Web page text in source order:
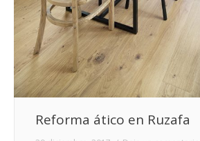
Reforma ático en Ruzafa